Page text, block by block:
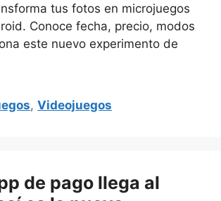
tus fotos en microjuegos
Conoce fecha, precio, modos
este nuevo experimento de
,Videojuegos
de pago llega al